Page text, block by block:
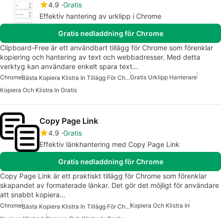
4.9 Gratis
Effektiv hantering av urklipp i Chrome
Gratis nedladdning för Chrome
Clipboard-Free är ett användbart tillägg för Chrome som förenklar
kopiering och hantering av text och webbadresser. Med detta
verktyg kan användare enkelt spara text…
Chrome Bästa Kopiera Klistra In Tillägg För ChromeGratis Urklipp Hanterare
Kopiera Och Klistra In Gratis
Copy Page Link
4.9 Gratis
Effektiv länkhantering med Copy Page Link
Gratis nedladdning för Chrome
Copy Page Link är ett praktiskt tillägg för Chrome som förenklar
skapandet av formaterade länkar. Det gör det möjligt för användare
att snabbt kopiera…
Chrome Bästa Kopiera Klistra In Tillägg För ChromeKopiera Och Klistra In